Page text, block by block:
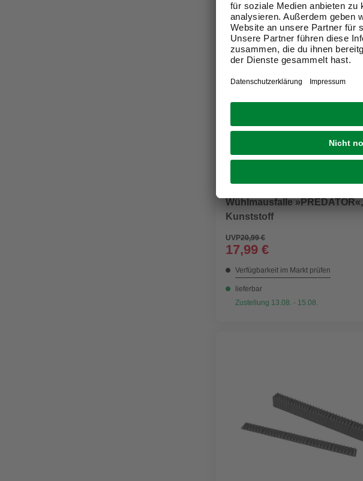
Wühlmausfalle »PREDATOR«,
Kunststoff
UVP20,99 €
17,99 €
Verfügbarkeit im Markt prüfen
lieferbar
Zustellung 13.08. - 15.08.